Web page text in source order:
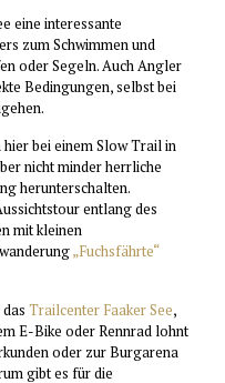
eine interessante
zum Schwimmen und
oder Segeln. Auch Angler
Bedingungen, selbst bei
bei einem Slow Trail in
nicht minder herrliche
herunterschalten.
entlang des
mit kleinen
„Fuchsfährte“
Trailcenter Faaker See,
E-Bike oder Rennrad lohnt
oder zur Burgarena
gibt es für die